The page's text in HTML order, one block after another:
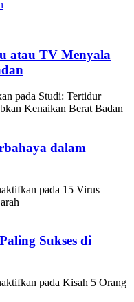
atau TV Menyala
pada Studi: Tertidur
Kenaikan Berat Badan
dalam
pada 15 Virus
Sukses di
pada Kisah 5 Orang